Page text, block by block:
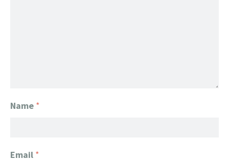
Name *
Email *